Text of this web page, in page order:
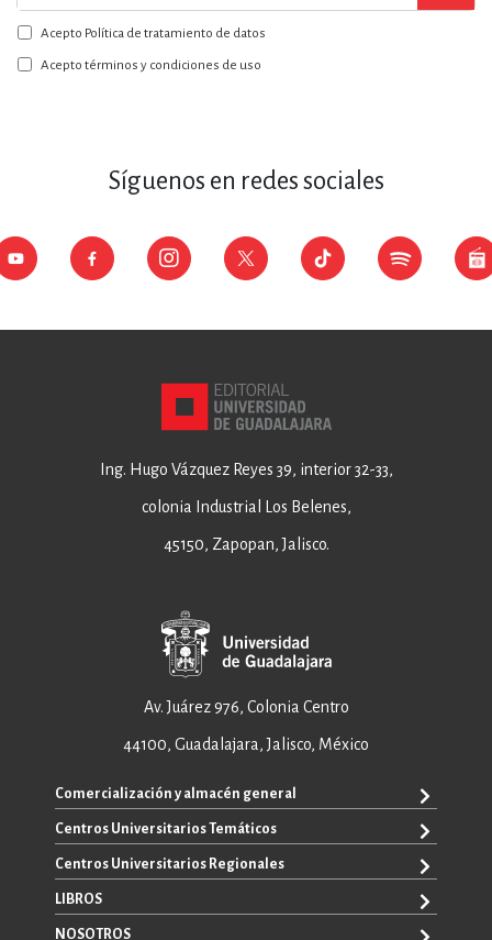
a
nuestro
boletín:
Acepto Política de tratamiento de datos
Acepto términos y condiciones de uso
Síguenos en redes sociales
Ing. Hugo Vázquez Reyes 39, interior 32-33,
colonia Industrial Los Belenes,
45150, Zapopan, Jalisco.
Av. Juárez 976, Colonia Centro
44100, Guadalajara, Jalisco, México
Comercialización y almacén general
+52 33 3640 6326
+52 33 3640 4595
ventas@editorial.udg.mx
Centros Universitarios Temáticos
CUAAD
CUCEA
Centros Universitarios Regionales
CUALTOS
CUCHAPALA
LIBROS
NOSOTROS